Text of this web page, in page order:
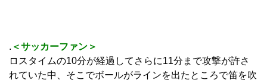
. ＜サッカーファン＞
ロスタイムの10分が経過してさらに11分まで攻撃が許さ
れていた中、そこでボールがラインを出たところで笛を吹